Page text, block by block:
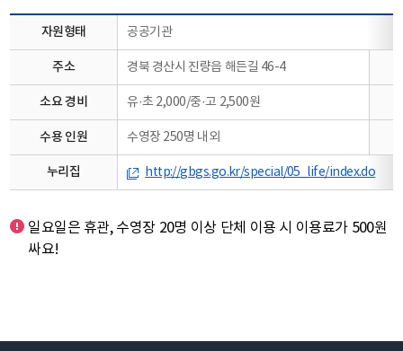
자원형태 공공기관
주소 경북 경산시 진량읍 해든길 46-4
소요 경비 유·초 2,000/중·고 2,500원
수용 인원 수영장 250명 내외
누리집 http://gbgs.go.kr/special/05_life/index.do
일요일은 휴관, 수영장 20명 이상 단체 이용 시 이용료가 500원
싸요!